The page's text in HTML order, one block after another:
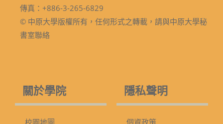
傳真：+886-3-265-6829
© 中原大學版權所有，任何形式之轉載，請與中原大學秘
書室聯絡
關於學院
校園地圖
隱私聲明
個資政策